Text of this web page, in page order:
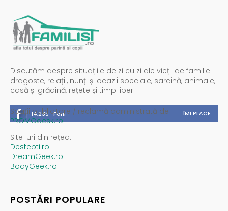
Discutăm despre situațiile de zi cu zi ale vieții de familie:
dragoste, relații, nunți și ocazii speciale, sarcină, animale,
casă și grădină, rețete și timp liber.
14,235 Fani ÎMI PLACE
Spații publicitare / reclamă administrată de
PROMOdesk.ro
Site-uri din rețea:
Destepti.ro
DreamGeek.ro
BodyGeek.ro
POSTĂRI POPULARE